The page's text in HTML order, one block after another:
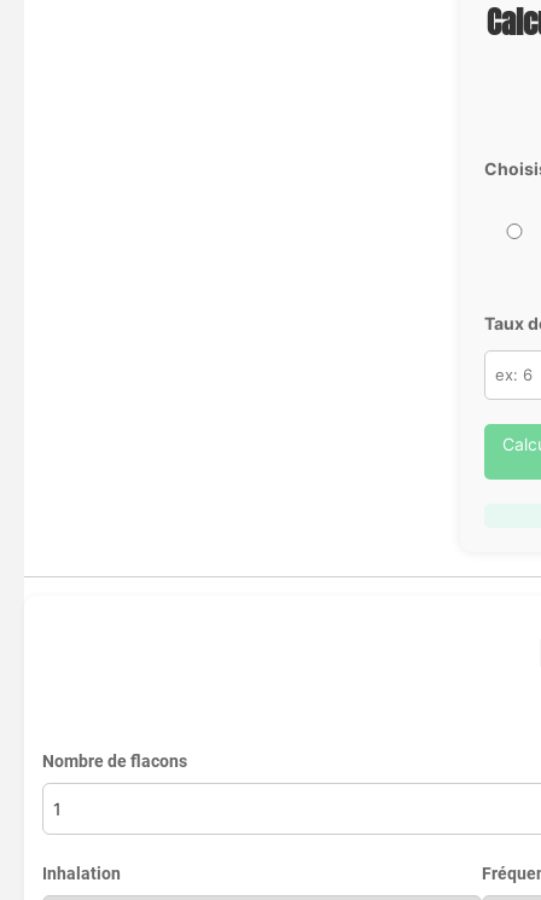
Taux
Nombre de flacons
Inhalation